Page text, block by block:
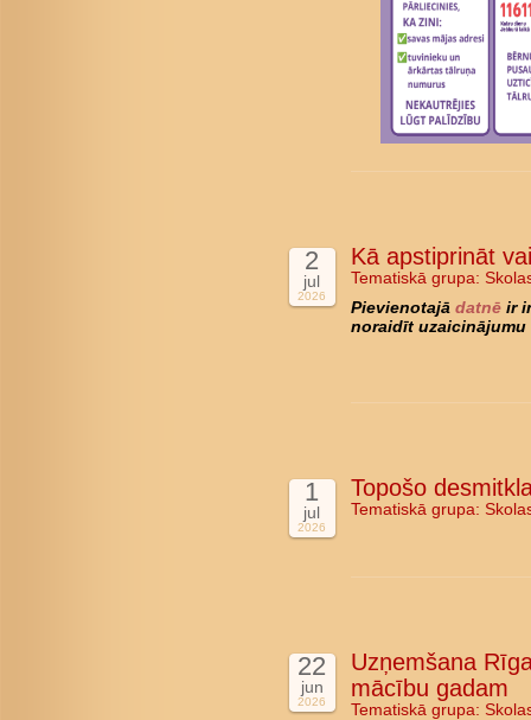
2
jul
2026
Kā apstiprināt
Tematiskā grupa:
Pievienotajā datnē ir
noraidīt uzaicinājumu
1
jul
2026
Topošo
Tematiskā grupa:
22
jun
2026
Uzņemšana
mācību gadam
Tematiskā grupa: